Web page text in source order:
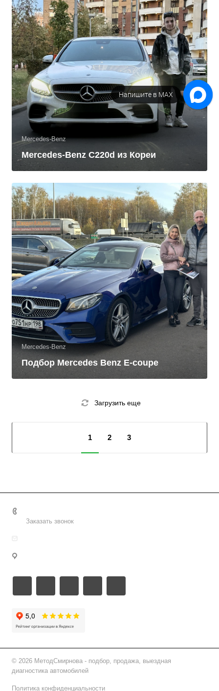
Mercedes-Benz
Mercedes-Benz C220d из Кореи
Mercedes-Benz
Подбор Mercedes Benz E-coupe
Загрузить еще
1 2 3
Заказать звонок
© 2026 МетодСмирнова - подбор, продажа, выездная
диагностика автомобилей
Политика конфиденциальности
Закажите звонок
Напишите в МАХ